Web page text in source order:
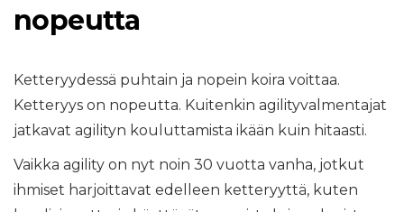
nopeutta
Ketteryydessä puhtain ja nopein koira voittaa.
Ketteryys on nopeutta. Kuitenkin agilityvalmentajat
jatkavat agilityn kouluttamista ikään kuin hitaasti.
Vaikka agility on nyt noin 30 vuotta vanha, jotkut
ihmiset harjoittavat edelleen ketteryyttä, kuten